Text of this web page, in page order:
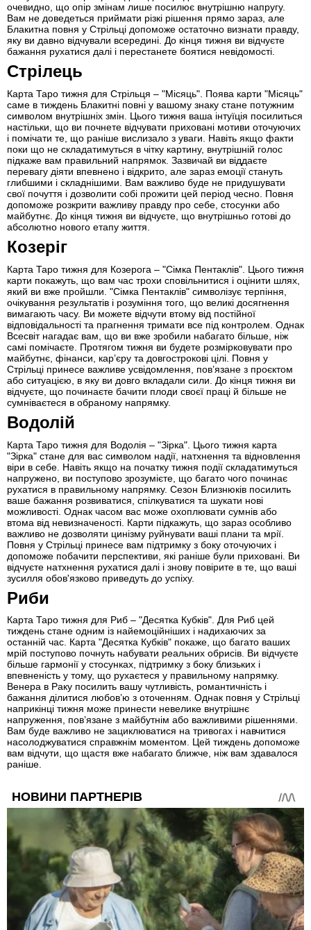
очевидно, що опір змінам лише посилює внутрішню напругу.
Вам не доведеться приймати різкі рішення прямо зараз, але
Блакитна повня у Стрільці допоможе остаточно визнати правду,
яку ви давно відчували всередині. До кінця тижня ви відчуєте
бажання рухатися далі і перестанете боятися невідомості.
Стрілець
Карта Таро тижня для Стрільця – "Місяць". Поява карти "Місяць"
саме в тиждень Блакитні повні у вашому знаку стане потужним
символом внутрішніх змін. Цього тижня ваша інтуїція посилиться
настільки, що ви почнете відчувати приховані мотиви оточуючих
і помічати те, що раніше вислизало з уваги. Навіть якщо факти
поки що не складатимуться в чітку картину, внутрішній голос
підкаже вам правильний напрямок. Зазвичай ви віддаєте
перевагу діяти впевнено і відкрито, але зараз емоції стануть
глибшими і складнішими. Вам важливо буде не придушувати
свої почуття і дозволити собі прожити цей період чесно. Повня
допоможе розкрити важливу правду про себе, стосунки або
майбутнє. До кінця тижня ви відчуєте, що внутрішньо готові до
абсолютно нового етапу життя.
Козеріг
Карта Таро тижня для Козерога – "Сімка Пентаклів". Цього тижня
карти покажуть, що вам час трохи сповільнитися і оцінити шлях,
який ви вже пройшли. "Сімка Пентаклів" символізує терпіння,
очікування результатів і розуміння того, що великі досягнення
вимагають часу. Ви можете відчути втому від постійної
відповідальності та прагнення тримати все під контролем. Однак
Всесвіт нагадає вам, що ви вже зробили набагато більше, ніж
самі помічаєте. Протягом тижня ви будете розмірковувати про
майбутнє, фінанси, кар’єру та довгострокові цілі. Повня у
Стрільці принесе важливе усвідомлення, пов’язане з проєктом
або ситуацією, в яку ви довго вкладали сили. До кінця тижня ви
відчуєте, що починаєте бачити плоди своєї праці й більше не
сумніваєтеся в обраному напрямку.
Водолій
Карта Таро тижня для Водолія – "Зірка". Цього тижня карта
"Зірка" стане для вас символом надії, натхнення та відновлення
віри в себе. Навіть якщо на початку тижня події складатимуться
напружено, ви поступово зрозумієте, що багато чого починає
рухатися в правильному напрямку. Сезон Близнюків посилить
ваше бажання розвиватися, спілкуватися та шукати нові
можливості. Однак часом вас може охоплювати сумнів або
втома від невизначеності. Карти підкажуть, що зараз особливо
важливо не дозволяти цинізму руйнувати ваші плани та мрії.
Повня у Стрільці принесе вам підтримку з боку оточуючих і
допоможе побачити перспективи, які раніше були приховані. Ви
відчуєте натхнення рухатися далі і знову повірите в те, що ваші
зусилля обов'язково приведуть до успіху.
Риби
Карта Таро тижня для Риб – "Десятка Кубків". Для Риб цей
тиждень стане одним із найемоційніших і надихаючих за
останній час. Карта "Десятка Кубків" покаже, що багато ваших
мрій поступово почнуть набувати реальних обрисів. Ви відчуєте
більше гармонії у стосунках, підтримку з боку близьких і
впевненість у тому, що рухаєтеся у правильному напрямку.
Венера в Раку посилить вашу чутливість, романтичність і
бажання ділитися любов’ю з оточенням. Однак повня у Стрільці
наприкінці тижня може принести невелике внутрішнє
напруження, пов’язане з майбутнім або важливими рішеннями.
Вам буде важливо не зациклюватися на тривогах і навчитися
насолоджуватися справжнім моментом. Цей тиждень допоможе
вам відчути, що щастя вже набагато ближче, ніж вам здавалося
раніше.